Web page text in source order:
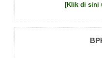
[Klik di sini